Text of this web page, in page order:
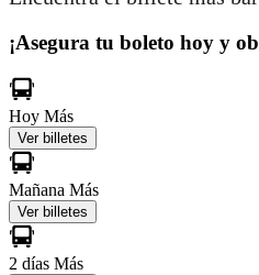
¡Asegura tu boleto hoy y
Hoy Más
Ver billetes
Mañana Más
Ver billetes
2 días Más